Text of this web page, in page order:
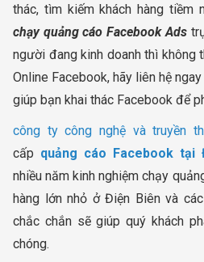
thác, tìm kiếm khách hàng tiềm
chạy quảng cáo Facebook Ads
người đang kinh doanh thì không
Online Facebook, hãy liên hệ
giúp bạn khai thác Facebook để
công ty công nghệ và truyền
cấp quảng cáo Facebook tại
nhiều năm kinh nghiệm chạy
hàng lớn nhỏ ở Điện Biên và
chắc chắn sẽ giúp quý khách
chóng.